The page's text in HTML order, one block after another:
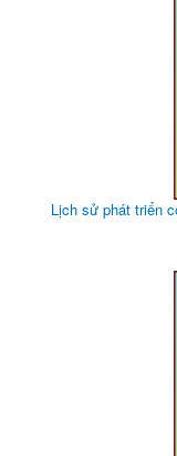
Lịch sử phát triển